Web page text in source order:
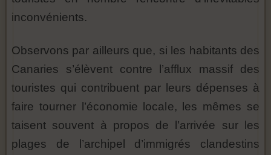
inconvénients.
Observons par ailleurs que, si les habitants des
Canaries s’élèvent contre l’afflux massif des
touristes qui contribuent par leurs dépenses à
faire tourner l’économie locale, les mêmes se
taisent souvent à propos de l’arrivée sur les
plages de l’archipel d’immigrés clandestins